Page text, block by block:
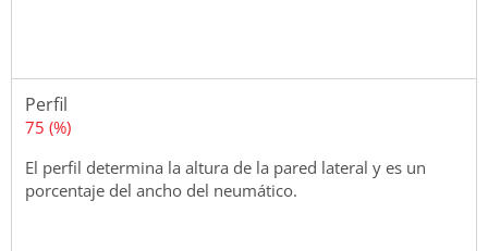
Perfil
75 (%)
El perfil determina la altura de la pared lateral y es un
porcentaje del ancho del neumático.